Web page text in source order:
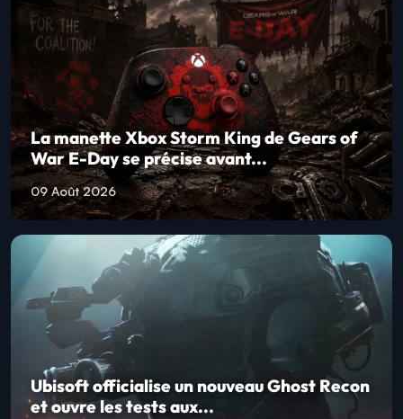
La manette Xbox Storm King de Gears of
War E-Day se précise avant...
09 Août 2026
Ubisoft officialise un nouveau Ghost Recon
et ouvre les tests aux...